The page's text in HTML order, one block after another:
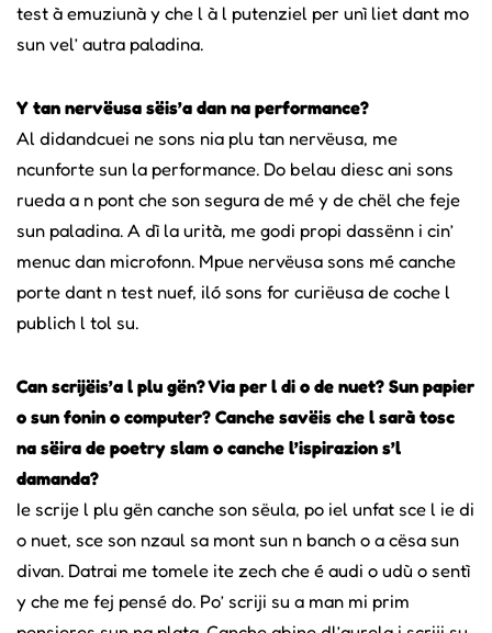
test à emuziunà y che l à l putenziel per unì liet dant mo
sun vel’ autra paladina.
Y tan nervëusa sëis’a dan na performance?
Al didandcuei ne sons nia plu tan nervëusa, me
ncunforte sun la performance. Do belau diesc ani sons
rueda a n pont che son segura de mé y de chël che feje
sun paladina. A dì la urità, me godi propi dassënn i cin’
menuc dan microfonn. Mpue nervëusa sons mé canche
porte dant n test nuef, iló sons for curiëusa de coche l
publich l tol su.
Can scrijëis’a l plu gën? Via per l di o de nuet? Sun papier
o sun fonin o computer? Canche savëis che l sarà tosc
na sëira de poetry slam o canche l’ispirazion s’l
damanda?
Ie scrije l plu gën canche son sëula, po iel unfat sce l ie di
o nuet, sce son nzaul sa mont sun n banch o a cësa sun
divan. Datrai me tomele ite zech che é audi o udù o sentì
y che me fej pensé do. Po’ scriji su a man mi prim